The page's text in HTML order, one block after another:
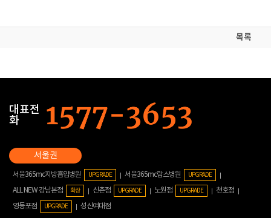
목록
대표전
화
서울365mc지방흡입병원 UPGRADE 서울365mc람스병원 UPGRADE
ALL NEW 강남본점 확장 신촌점 UPGRADE 노원점 UPGRADE
천호점
영등포점
UPGRADE 성신여대점